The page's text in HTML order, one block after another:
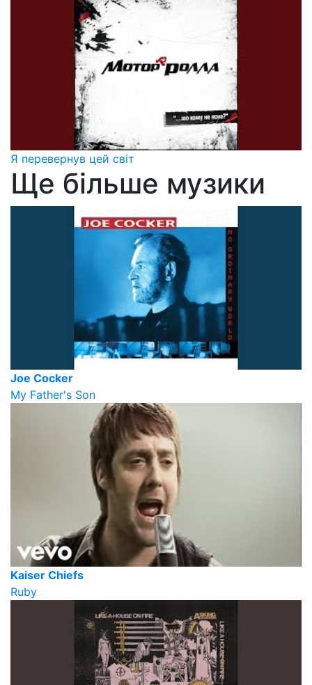
Я перевернув цей світ
Ще більше музики
Joe Cocker
My Father's Son
Kaiser Chiefs
Ruby